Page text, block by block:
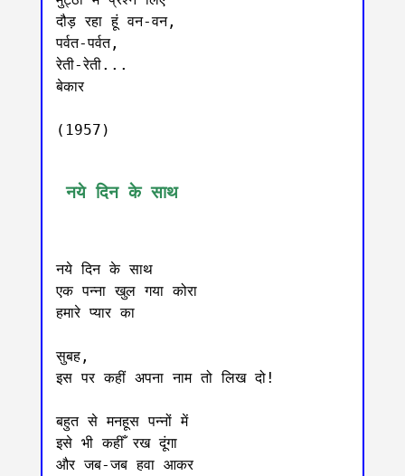
दौड़ रहा हूं वन-वन,
पर्वत-पर्वत,
रेती-रेती...
बेकार
(1957)
नये दिन के साथ
नये दिन के साथ
एक पन्ना खुल गया कोरा
हमारे प्यार का
सुबह,
इस पर कहीं अपना नाम तो लिख दो!
बहुत से मनहूस पन्नों में
इसे भी कहीँ रख दूंगा
और जब-जब हवा आकर